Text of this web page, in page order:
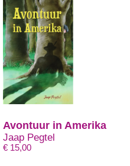
Avontuur in Amerika
Jaap Pegtel
€ 15,00